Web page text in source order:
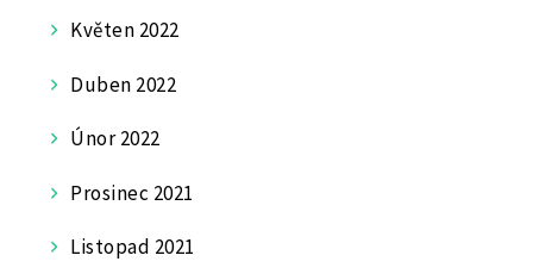
Květen 2022
Duben 2022
Únor 2022
Prosinec 2021
Listopad 2021